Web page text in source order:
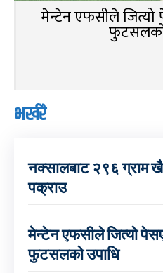
मेन्टेन एफसीले जित्यो
भर्खरै
नक्सालबाट २९६ ग्राम
पक्राउ
मेन्टेन एफसीले जित्यो
फुटसलको उपाधि